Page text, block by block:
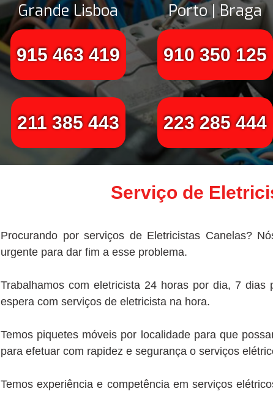
Grande Lisboa
915 463 419
211 385 443
Porto | Braga
910 350 125
223 285 444
Serviço de
Procurando por serviços de Eletricistas Canelas?
urgente para dar fim a esse problema.
Trabalhamos com eletricista 24 horas por dia, 7
espera com serviços de eletricista na hora.
Temos piquetes móveis por localidade para que
para efetuar com rapidez e segurança o serviços
Temos experiência e competência em serviços